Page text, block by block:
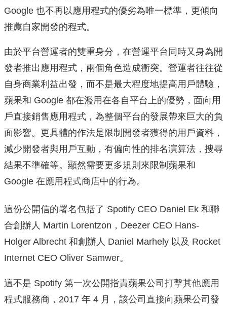
Google 也不再以應用程式的優劣為唯一標準，更傾向
推薦自家開發的程式。
由於平台營運者的雙重身分，在營運平台同時又身為開
發者推出應用程式，兩個角色造成衝突。營運者往往從
自身商業利益出發，而不是最大程度地提高用戶體驗，
蘋果和 Google 都在濫用在各自平台上的優勢，面向用
戶直接銷售應用程式，為整個平台的發展帶來巨大的負
面影響。更具體的作法是限制開發者獲得的用戶資料，
減少開發者與用戶互動，有偏向性的排名演算法，搜尋
結果不準確等。 顯然需要更多規則來限制蘋果和
Google 在應用程式商店中的行為。
這份公開信的署名包括了 Spotify CEO Daniel Ek 和聯
合創辦人 Martin Lorentzon，Deezer CEO Hans-
Holger Albrecht 和創辦人 Daniel Marhely 以及 Rocket
Internet CEO Oliver Samwer。
這不是 Spotify 第一次公開指責蘋果公司打擊其他應用
程式服務商，2017 年 4 月，該公司直接向蘋果公司發